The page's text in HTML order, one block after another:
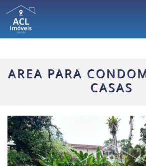
AREA PARA
CASAS